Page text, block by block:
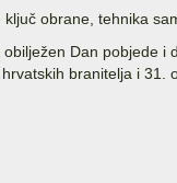
ključ obrane, tehnika
obilježen Dan pobjede i
branitelja i 31.